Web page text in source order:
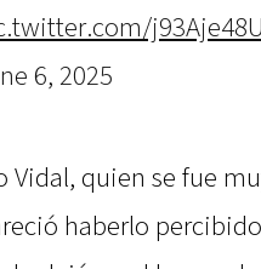
6, 2025
Vidal, quien se fue
haberlo